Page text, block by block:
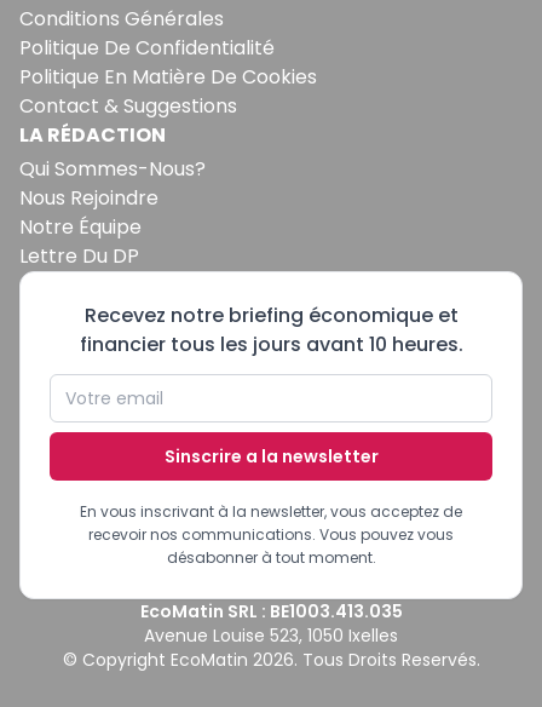
Conditions Générales
Politique De Confidentialité
Politique En Matière De Cookies
Contact & Suggestions
LA RÉDACTION
Qui Sommes-Nous?
Nous Rejoindre
Notre Équipe
Lettre Du DP
Recevez notre briefing économique et
financier tous les jours avant 10 heures.
Sinscrire a la newsletter
En vous inscrivant à la newsletter, vous acceptez de
recevoir nos communications. Vous pouvez vous
désabonner à tout moment.
EcoMatin SRL : BE1003.413.035
Avenue Louise 523, 1050 Ixelles
© Copyright EcoMatin 2026. Tous Droits Reservés.